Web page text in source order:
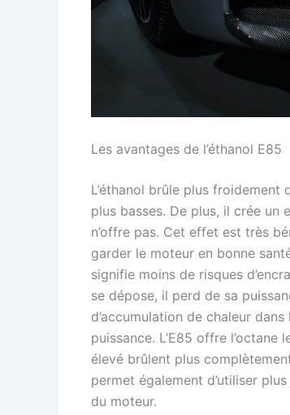
Les avantages de l’éthanol E85
L’éthanol brûle plus froidement
plus basses. De plus, il crée un
n’offre pas. Cet effet est très
garder le moteur en bonne
signifie moins de risques
se dépose, il perd de sa
d’accumulation de chaleur
puissance. L’E85 offre
élevé brûlent plus
permet également d’utiliser
du moteur.